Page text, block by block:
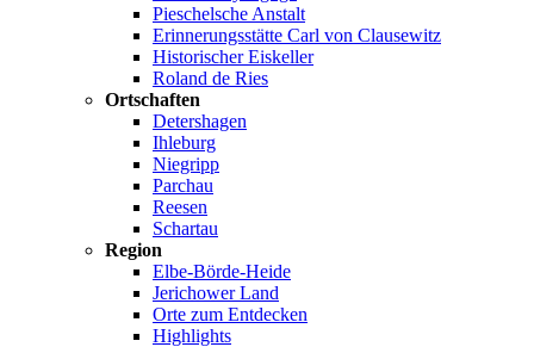
Pieschelsche Anstalt
Erinnerungsstätte Carl von Clausewitz
Historischer Eiskeller
Roland de Ries
Ortschaften
Detershagen
Ihleburg
Niegripp
Parchau
Reesen
Schartau
Region
Elbe-Börde-Heide
Jerichower Land
Orte zum Entdecken
Highlights